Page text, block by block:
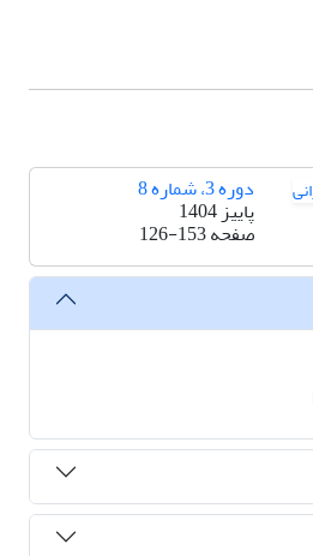
دوره 3، شماره 8
پاییز 1404
صفحه126-153